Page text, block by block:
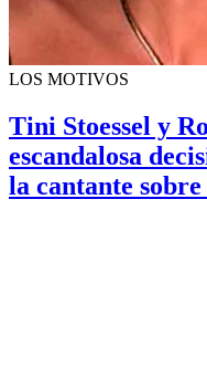
LOS MOTIVOS
Tini Stoessel y
escandalosa
la cantante sobre